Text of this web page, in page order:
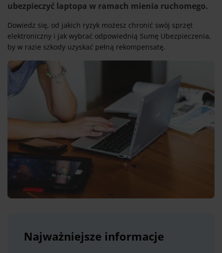
ubezpieczyć laptopa w ramach mienia ruchomego.
Dowiedz się, od jakich ryzyk możesz chronić swój sprzęt
elektroniczny i jak wybrać odpowiednią Sumę Ubezpieczenia,
by w razie szkody uzyskać pełną rekompensatę.
Najważniejsze informacje